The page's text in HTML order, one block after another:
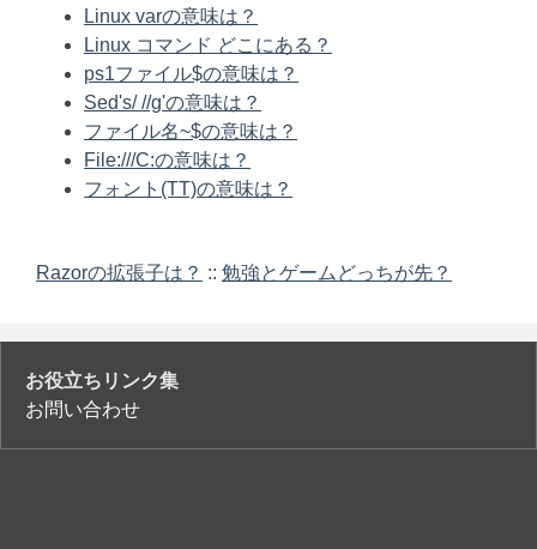
Linux varの意味は？
Linux コマンド どこにある？
ps1ファイル$の意味は？
Sed's/ //g'の意味は？
ファイル名~$の意味は？
File:///C:の意味は？
フォント(TT)の意味は？
Razorの拡張子は？ :: 勉強とゲームどっちが先？
お役立ちリンク集
お問い合わせ